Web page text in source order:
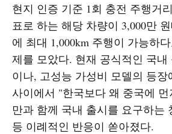
현지 인증 기준 1회 충전 주행거
표로 하는 해당 차량이 3,000만
에 최대 1,000km 주행이 가능하
제를 모았다. 현재 공식적인 국내
이나, 고성능 가성비 모델의 등장
사이에서 "한국보다 왜 중국에
만과 함께 국내 출시를 요구하는
등 이례적인 반응이 쏟아졌다.